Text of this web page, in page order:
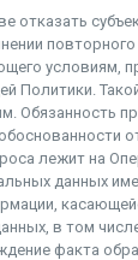
отказать
повторного
условиям,
Политики.
Обязанность
лежит на
данных
в том
факта